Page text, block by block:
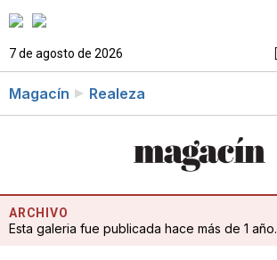
7 de agosto de 2026
Magacín Realeza
ARCHIVO
Esta galeria fue publicada hace más de 1 año.